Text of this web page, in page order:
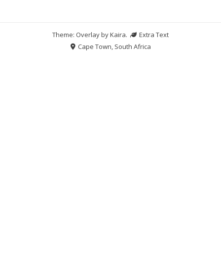
Theme: Overlay byKaira.
Extra Text
Cape Town, South Africa